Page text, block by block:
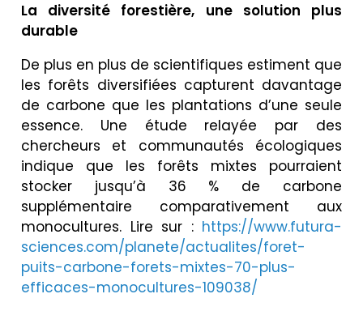
La diversité forestière, une solution plus
durable
De plus en plus de scientifiques estiment que
les forêts diversifiées capturent davantage
de carbone que les plantations d’une seule
essence. Une étude relayée par des
chercheurs et communautés écologiques
indique que les forêts mixtes pourraient
stocker jusqu’à 36 % de carbone
supplémentaire comparativement aux
monocultures. Lire sur : https://www.futura-
sciences.com/planete/actualites/foret-
puits-carbone-forets-mixtes-70-plus-
efficaces-monocultures-109038/